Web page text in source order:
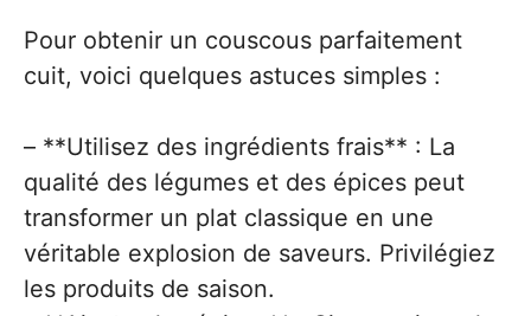
Pour obtenir un couscous parfaitement
cuit, voici quelques astuces simples :
– **Utilisez des ingrédients frais** : La
qualité des légumes et des épices peut
transformer un plat classique en une
véritable explosion de saveurs. Privilégiez
les produits de saison.